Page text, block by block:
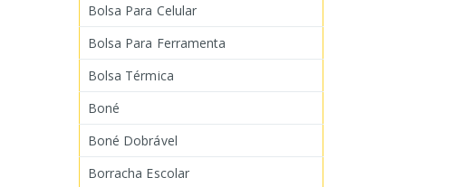
Bolsa Para Celular
Bolsa Para Ferramenta
Bolsa Térmica
Boné
Boné Dobrável
Borracha Escolar